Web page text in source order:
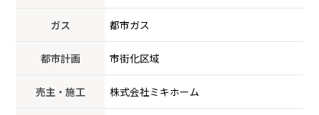
ガス 都市ガス
都市計画 市街化区域
売主・施工 株式会社ミキホーム